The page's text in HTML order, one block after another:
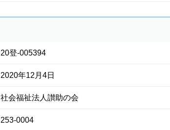
20登-005394
2020年12月4日
社会福祉法人讃助の会
253-0004